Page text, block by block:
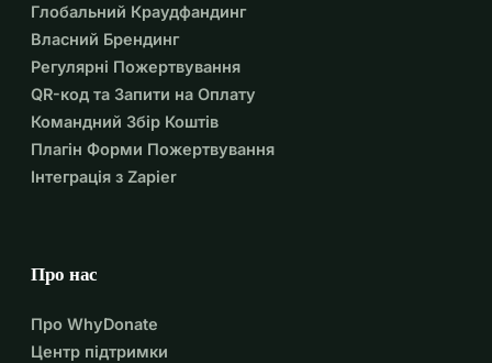
Глобальний Краудфандинг
Власний Брендинг
Регулярні Пожертвування
QR-код та Запити на Оплату
Командний Збір Коштів
Плагін Форми Пожертвування
Інтеграція з Zapier
Про нас
Про WhyDonate
Центр підтримки